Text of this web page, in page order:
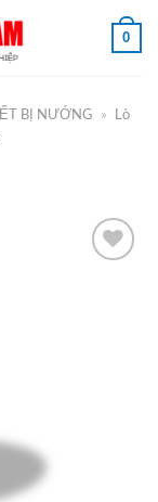
0
BỊ NƯỚNG » Lò